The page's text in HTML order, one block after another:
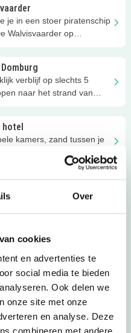
Over
cookies
en advertenties te
social media te bieden
Ook delen we
onze site met onze
en analyse. Deze
combineren met andere
je in een stoer piratenschip
Walvisvaarder op
verblijf op slechts 5
naar het strand van
hotel
kamers, zand tussen je
appartementen in een oude
bij Petten aan Zee
Terschelling
op een
duin heb je een prachtig
de Waddenzee!
het eiland, familiekamers
een heerlijk